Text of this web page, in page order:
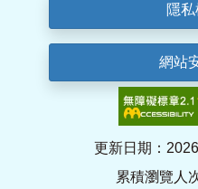
隱
網站
更新日期：
累積瀏覽人